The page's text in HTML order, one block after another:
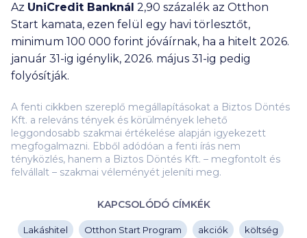
Az UniCredit Banknál 2,90 százalék az Otthon
Start kamata, ezen felül egy havi törlesztőt,
minimum 100 000 forint jóváírnak, ha a hitelt 2026.
január 31-ig igénylik, 2026. május 31-ig pedig
folyósítják.
A fenti cikkben szereplő megállapításokat a Biztos Döntés
Kft. a releváns tények és körülmények lehető
leggondosabb szakmai értékelése alapján igyekezett
megfogalmazni. Ebből adódóan a fenti írás nem
tényközlés, hanem a Biztos Döntés Kft. – megfontolt és
felvállalt – szakmai véleményét jeleníti meg.
KAPCSOLÓDÓ CÍMKÉK
Lakáshitel Otthon Start Program akciók költség